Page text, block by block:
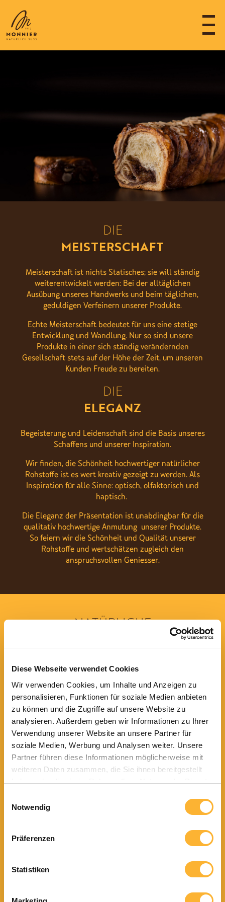
Diese Webseite verwendet Cookies
Wir verwenden Cookies, um Inhalte und Anzeigen zu
personalisieren, Funktionen für soziale Medien anbieten
zu können und die Zugriffe auf unsere Website zu
analysieren. Außerdem geben wir Informationen zu Ihrer
Verwendung unserer Website an unsere Partner für
soziale Medien, Werbung und Analysen weiter. Unsere
Partner führen diese Informationen möglicherweise mit
weiteren Daten zusammen, die Sie ihnen bereitgestellt
haben oder die sie im Rahmen Ihrer Nutzung der Dienste
Notwendig
Präferenzen
Statistiken
DIE
MEISTERSCHAFT
Meisterschaft ist nichts Statisches; sie will ständig
weiterentwickelt werden: Bei der alltäglichen
Ausübung unseres Handwerks und beim täglichen,
geduldigen Verfeinern unserer Produkte.
Echte Meisterschaft bedeutet für uns eine stetige
Entwicklung und Wandlung. Nur so sind unsere
Produkte in einer sich ständig verändernden
Gesellschaft stets auf der Höhe der Zeit, um unseren
Kunden Freude zu bereiten.
DIE
ELEGANZ
Begeisterung und Leidenschaft sind die Basis unseres
Schaffens und unserer Inspiration.
Wir finden, die Schönheit hochwertiger natürlicher
Rohstoffe ist es wert kreativ gezeigt zu werden. Als
Inspiration für alle Sinne: optisch, olfaktorisch und
haptisch.
Die Eleganz der Präsentation ist unabdingbar für die
qualitativ hochwertige Anmutung unserer Produkte.
So feiern wir die Schönheit und Qualität unserer
Rohstoffe und wertschätzen zugleich den
anspruchsvollen Geniesser.
NATÜRLICHE
Unser Anspruch ist es, nur die allerbesten
Die Wertschätzung für diese spiegelt sich in
hochwertigen Produkten, welche die Schönheit und
die Qualität der Rohstoffe in ihrer Natürlichkeit
zelebrieren.
GESUNDER
GENUSS
inspirieren, die Grenzen und Mühen des Alltags für
eine kurze Zeit zu vergessen und hinter sich zu
Wir wollen den Lebensgenuss unserer Kunden
Kompositionen und unter Verwendung bester
Aber auch durch den konsequenten Verzicht auf